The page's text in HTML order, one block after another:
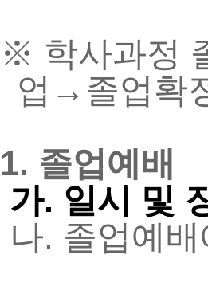
※ 학사과정
업→졸업확
1. 졸업예배
가. 일시 및
나. 졸업예